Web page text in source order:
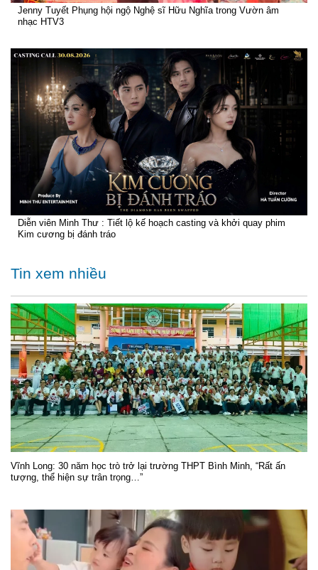
Jenny Tuyết Phụng hội ngộ Nghệ sĩ Hữu Nghĩa trong Vườn âm
nhạc HTV3
Diễn viên Minh Thư : Tiết lộ kế hoạch casting và khởi quay phim
Kim cương bị đánh tráo
Tin xem nhiều
Vĩnh Long: 30 năm học trò trở lại trường THPT Bình Minh, “Rất ấn
tượng, thể hiện sự trân trọng…”